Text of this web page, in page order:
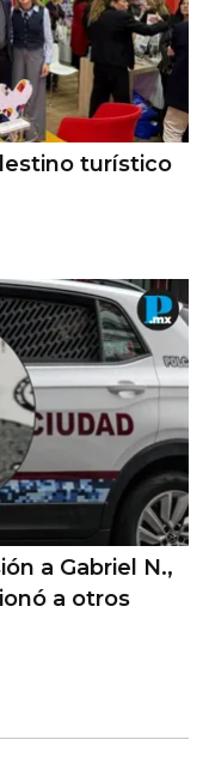
turístico
a Gabriel N.,
a otros